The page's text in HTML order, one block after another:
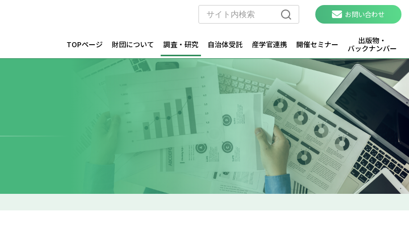
お問い合わせ
TOPページ 財団について 調査・研究 自治体受託 産学官連携 開催セミナー
出版物・
バックナンバー